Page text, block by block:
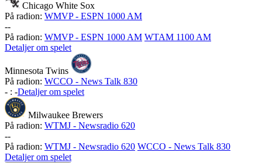
Chicago White Sox
På radion: WMVP - ESPN 1000 AM
--
På radion: WMVP - ESPN 1000 AM WTAM 1100 AM
Detaljer om spelet
Minnesota Twins
På radion: WCCO - News Talk 830
- : -Detaljer om spelet
Milwaukee Brewers
På radion: WTMJ - Newsradio 620
--
På radion: WTMJ - Newsradio 620 WCCO - News Talk 830
Detaljer om spelet